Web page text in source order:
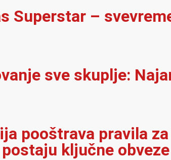
Superstar –
sve skuplje:
pooštrava pravila
ključne obveze